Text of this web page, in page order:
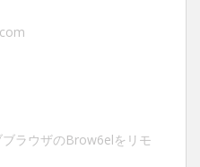
ラウザのBrow6elをリモ